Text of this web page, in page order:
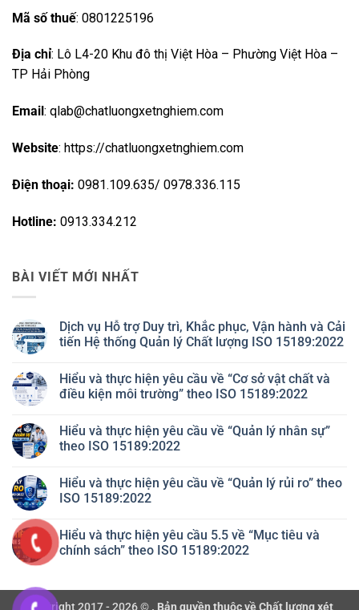
Mã số thuế: 0801225196
Địa chỉ: Lô L4-20 Khu đô thị Việt Hòa – Phường Việt Hòa –
TP Hải Phòng
Email : qlab@chatluongxetnghiem.com
Website: https://chatluongxetnghiem.com
Điện thoại: 0981.109.635/ 0978.336.115
Hotline: 0913.334.212
BÀI VIẾT MỚI NHẤT
Dịch vụ Hỗ trợ Duy trì, Khắc phục, Vận hành và Cải
tiến Hệ thống Quản lý Chất lượng ISO 15189:2022
bình
luận
ở
Hỗ
trợ
Duy
phục,
Vận
hành
tiến
Hệ
thống
Hiểu và thực hiện yêu cầu về “Cơ sở vật chất và
điều kiện môi trường” theo ISO 15189:2022
bình
luận
ở
thực
hiện
yêu
“Cơ
sở
vật
Hiểu và thực hiện yêu cầu về “Quản lý nhân sự”
theo ISO 15189:2022
bình
luận
ở
thực
hiện
yêu
Hiểu và thực hiện yêu cầu về “Quản lý rủi ro” theo
ISO 15189:2022
bình
luận
ở
Hiểu và thực hiện yêu cầu 5.5 về “Mục tiêu và
chính sách” theo ISO 15189:2022
bình
Copyright 2017 - 2026 © . Bản quyền thuộc về Chất lượng xét